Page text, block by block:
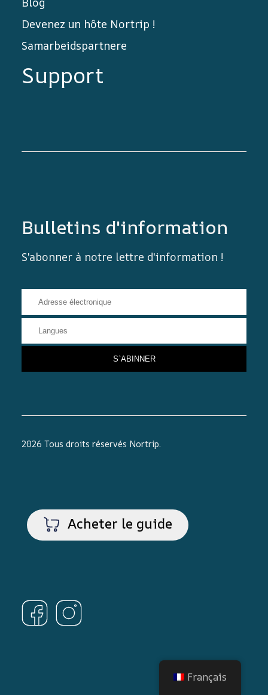
Devenez un hôte Nortrip !
Samarbeidspartnere
Support
Bulletins d'information
S'abonner à notre lettre d'information !
2026 Tous droits réservés Nortrip.
Acheter le guide
Français